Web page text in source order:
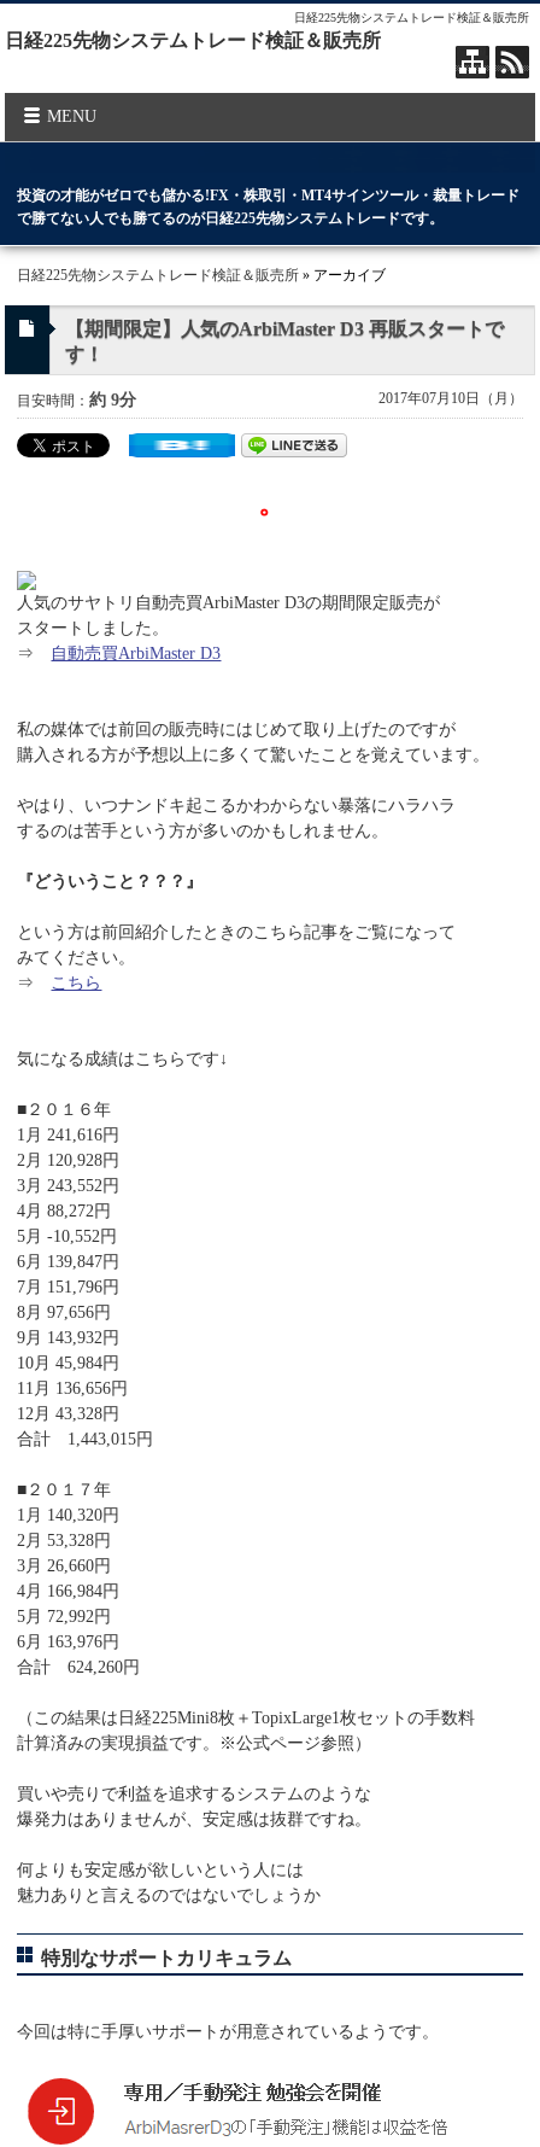
日経225先物システムトレード検証＆販売所
日経225先物システムトレード検証＆販売所
MENU
投資の才能がゼロでも儲かる!FX・株取引・MT4サインツール・裁量トレード
で勝てない人でも勝てるのが日経225先物システムトレードです。
日経225先物システムトレード検証＆販売所 » アーカイブ
【期間限定】人気のArbiMaster D3 再販スタートで
す！
目安時間：約 9分 2017年07月10日（月）
人気のサヤトリ自動売買ArbiMaster D3の期間限定販売が
スタートしました。
⇒
自動売買ArbiMaster D3
私の媒体では前回の販売時にはじめて取り上げたのですが
購入される方が予想以上に多くて驚いたことを覚えています。
やはり、いつナンドキ起こるかわからない暴落にハラハラ
するのは苦手という方が多いのかもしれません。
『どういうこと？？？』
という方は前回紹介したときのこちら記事をご覧になって
みてください。
⇒ こちら
気になる成績はこちらです↓
■２０１６年
1月 241,616円
2月 120,928円
3月 243,552円
4月 88,272円
5月 -10,552円
6月 139,847円
7月 151,796円
8月 97,656円
9月 143,932円
10月 45,984円
11月 136,656円
12月 43,328円
合計 1,443,015円
■２０１７年
1月 140,320円
2月 53,328円
3月 26,660円
4月 166,984円
5月 72,992円
6月 163,976円
合計 624,260円
（この結果は日経225Mini8枚＋TopixLarge1枚セットの手数料
計算済みの実現損益です。※公式ページ参照）
買いや売りで利益を追求するシステムのような
爆発力はありませんが、安定感は抜群ですね。
何よりも安定感が欲しいという人には
魅力ありと言えるのではないでしょうか
特別なサポートカリキュラム
今回は特に手厚いサポートが用意されているようです。